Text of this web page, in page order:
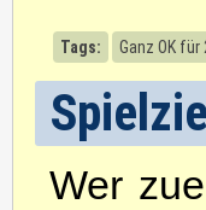
Tags: Ganz OK für
Spielziel
Wer